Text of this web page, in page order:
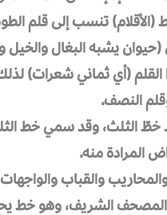
تنسب إلى قلم
يشبه البغال
القلم (أي ثماني شعرات)
النصف.
الثلث، وقد سمي خط
المرادة منه.
والقباب
المصحف الشريف، وهو خط